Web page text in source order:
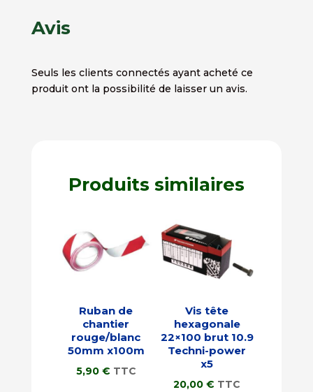
Avis
Seuls les clients connectés ayant acheté ce
produit ont la possibilité de laisser un avis.
Produits similaires
Ruban de
chantier
rouge/blanc
50mm x100m
5,90 € TTC
Vis tête
hexagonale
22×100 brut 10.9
Techni-power
x5
20,00€ TTC